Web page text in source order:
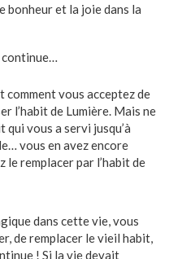
bonheur et la joie dans la
continue…
vous acceptez de
l’habit de Lumière. Mais ne
vous a servi jusqu’à
vous en avez encore
le remplacer par l’habit de
dans cette vie, vous
de remplacer le vieil habit,
! Si la vie devait